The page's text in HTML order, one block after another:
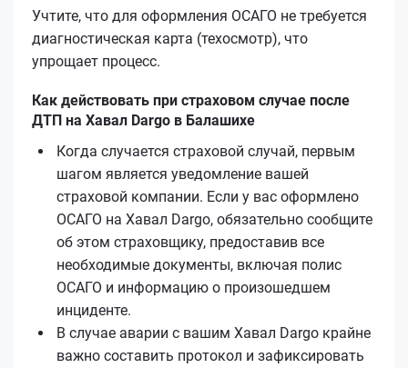
Учтите, что для оформления ОСАГО не требуется
диагностическая карта (техосмотр), что
упрощает процесс.
Как действовать при страховом случае после
ДТП на Хавал Dargo в Балашихе
Когда случается страховой случай, первым
шагом является уведомление вашей
страховой компании. Если у вас оформлено
ОСАГО на Хавал Dargo, обязательно сообщите
об этом страховщику, предоставив все
необходимые документы, включая полис
ОСАГО и информацию о произошедшем
инциденте.
В случае аварии с вашим Хавал Dargo крайне
важно составить протокол и зафиксировать